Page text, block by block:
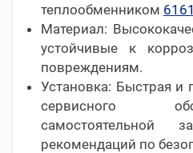
теплообменником
Материал:
устойчивые к
повреждениям.
Установка: Быстрая и
сервисного
самостоятельной
рекомендаций по